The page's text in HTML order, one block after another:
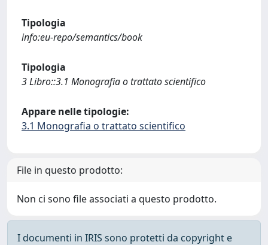
Tipologia
info:eu-repo/semantics/book
Tipologia
3 Libro::3.1 Monografia o trattato scientifico
Appare nelle tipologie:
3.1 Monografia o trattato scientifico
File in questo prodotto:
Non ci sono file associati a questo prodotto.
I documenti in IRIS sono protetti da copyright e